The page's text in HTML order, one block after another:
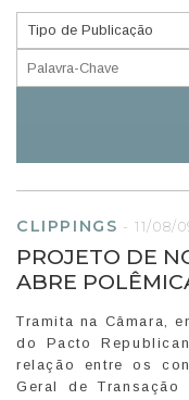
CLIPPINGS -11/08/
PROJETO DE
ABRE
Tramita na Câmara,
do Pacto
relação entre os
Geral de